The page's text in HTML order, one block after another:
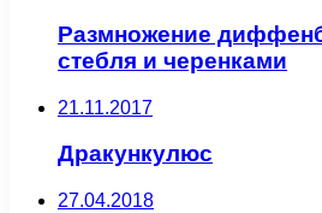
Размножение
стебля и черенками
21.11.2017
Дракункулюс
27.04.2018